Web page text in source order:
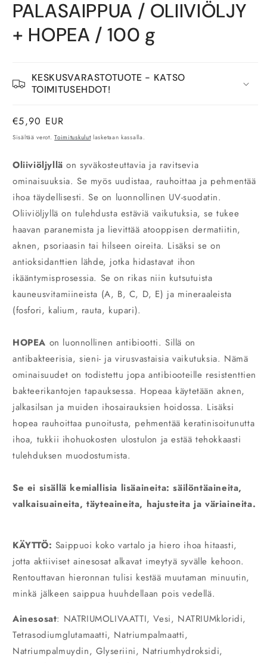
1
modaalisessa
ikkunassa
PALASAIPPUA / OLIIVIÖLJY
+ HOPEA / 100 g
KESKUSVARASTOTUOTE - KATSO
TOIMITUSEHDOT!
Normaalihinta
€5,90 EUR
Sisältää verot.Toimituskulutlasketaan kassalla.
Oliiviöljyllä on syväkosteuttavia ja ravitsevia
ominaisuuksia. Se myös uudistaa, rauhoittaa ja pehmentää
ihoa täydellisesti. Se on luonnollinen UV-suodatin.
Oliiviöljyllä on tulehdusta estäviä vaikutuksia, se tukee
haavan paranemista ja lievittää atooppisen dermatiitin,
aknen, psoriaasin tai hilseen oireita. Lisäksi se on
antioksidanttien lähde, jotka hidastavat ihon
ikääntymisprosessia. Se on rikas niin kutsutuista
kauneusvitamiineista (A, B, C, D, E) ja mineraaleista
(fosfori, kalium, rauta, kupari).
HOPEA on luonnollinen antibiootti. Sillä on
antibakteerisia, sieni- ja virusvastaisia vaikutuksia. Nämä
ominaisuudet on todistettu jopa antibiooteille resistenttien
bakteerikantojen tapauksessa. Hopeaa käytetään aknen,
jalkasilsan ja muiden ihosairauksien hoidossa. Lisäksi
hopea rauhoittaa punoitusta, pehmentää keratinisoitunutta
ihoa, tukkii ihohuokosten ulostulon ja estää tehokkaasti
tulehduksen muodostumista.
Se ei sisällä kemiallisia lisäaineita: säilöntäaineita,
valkaisuaineita, täyteaineita, hajusteita ja väriaineita.
KÄYTTÖ: Saippuoi koko vartalo ja hiero ihoa hitaasti,
jotta aktiiviset ainesosat alkavat imeytyä syvälle kehoon.
Rentouttavan hieronnan tulisi kestää muutaman minuutin,
minkä jälkeen saippua huuhdellaan pois vedellä.
Ainesosat: NATRIUMOLIVAATTI, Vesi, NATRIUMkloridi,
Tetrasodiumglutamaatti, Natriumpalmaatti,
Natriumpalmuydin, Glyseriini, Natriumhydroksidi,